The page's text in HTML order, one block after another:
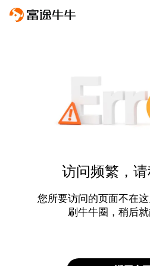
访问频繁，
您所要访问的页面不在
刷牛牛圈，稍后